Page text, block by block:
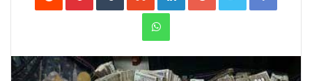
WhatsApp